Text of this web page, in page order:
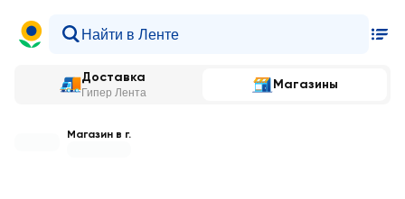
Доставка
Гипер Лента
Магазины
Магазин в г.